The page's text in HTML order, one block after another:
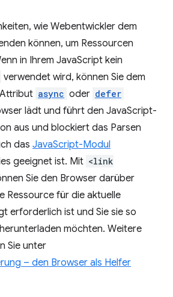
wie Webentwickler dem
können, um Ressourcen
in Ihrem JavaScript kein
verwendet wird, können Sie dem
async oder defer
lädt und führt den JavaScript-
aus und blockiert das Parsen
das JavaScript-Modul
geeignet ist. Mit <link
Sie den Browser darüber
Ressource für die aktuelle
erforderlich ist und Sie sie so
möchten. Weitere
Sie unter
– den Browser als Helfer